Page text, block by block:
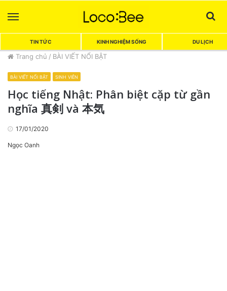
TIN TỨC KINH NGHIỆM SỐNG DU LỊCH
Trang chủ / BÀI VIẾT NỔI BẬT
BÀI VIẾT NỔI BẬT SINH VIÊN
Học tiếng Nhật: Phân biệt cặp từ gần
nghĩa 真剣 và 本気
17/01/2020
Ngọc Oanh